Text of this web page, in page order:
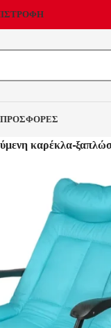
ΠΡΟΣΦΟΡΕΣ
καρέκλα-